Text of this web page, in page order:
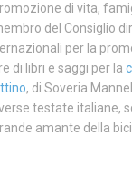
di vita,
del Consiglio
per la
di libri e saggi per la
, di Soveria
testate italiane,
amante della